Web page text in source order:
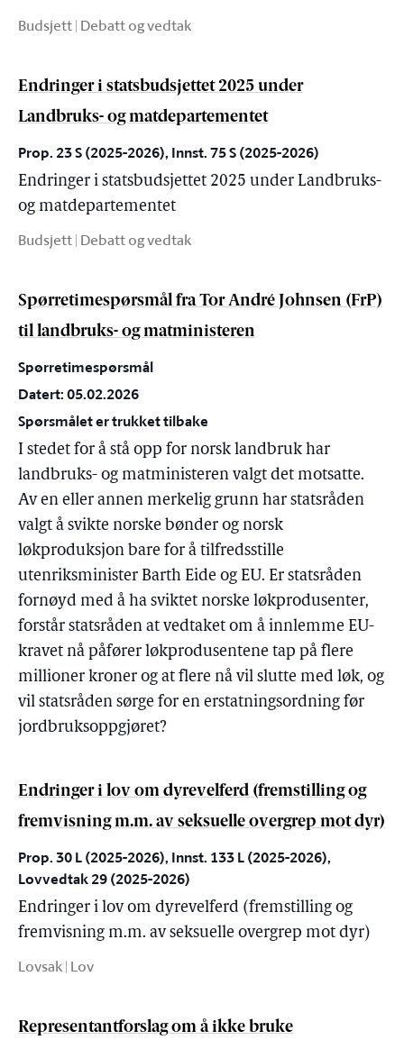
Budsjett | Debatt og vedtak
Endringer i statsbudsjettet 2025 under
Landbruks- og matdepartementet
Prop. 23 S (2025-2026), Innst. 75 S (2025-2026)
Endringer i statsbudsjettet 2025 under Landbruks-
og matdepartementet
Budsjett | Debatt og vedtak
Spørretimespørsmål fra Tor André Johnsen (FrP)
til landbruks- og matministeren
Spørretimespørsmål
Datert: 05.02.2026
Spørsmålet er trukket tilbake
I stedet for å stå opp for norsk landbruk har
landbruks- og matministeren valgt det motsatte.
Av en eller annen merkelig grunn har statsråden
valgt å svikte norske bønder og norsk
løkproduksjon bare for å tilfredsstille
utenriksminister Barth Eide og EU. Er statsråden
fornøyd med å ha sviktet norske løkprodusenter,
forstår statsråden at vedtaket om å innlemme EU-
kravet nå påfører løkprodusentene tap på flere
millioner kroner og at flere nå vil slutte med løk, og
vil statsråden sørge for en erstatningsordning før
jordbruksoppgjøret?
Endringer i lov om dyrevelferd (fremstilling og
fremvisning m.m. av seksuelle overgrep mot dyr)
Prop. 30 L (2025-2026), Innst. 133 L (2025-2026),
Lovvedtak 29 (2025-2026)
Endringer i lov om dyrevelferd (fremstilling og
fremvisning m.m. av seksuelle overgrep mot dyr)
Lovsak | Lov
Representantforslag om å ikke bruke